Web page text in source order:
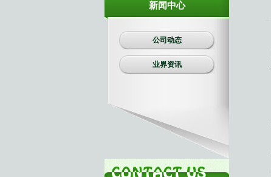
新闻中心
公司动态
业界资讯